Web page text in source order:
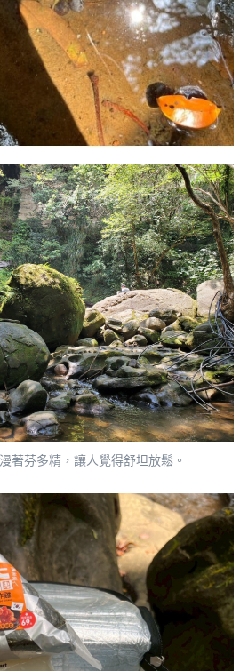
著芬多精，讓人覺得舒坦放鬆。